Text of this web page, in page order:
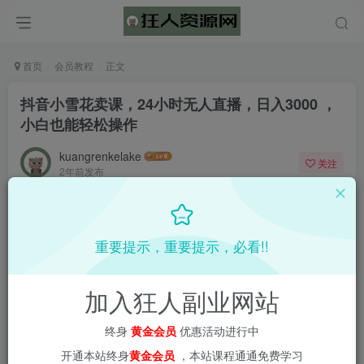
首页 会员教程 正文
抖音小雪花卖课，24小时无人直播，日入3000 ，
小白也能轻松操作
kuangrenkelake
2年前发布
关注
重要提示，重要提示，必看!!
加入狂人副业网站
终身 黄金会员 优惠活动进行中
开通本站终身黄金会员 ，本站课程通通免费学习